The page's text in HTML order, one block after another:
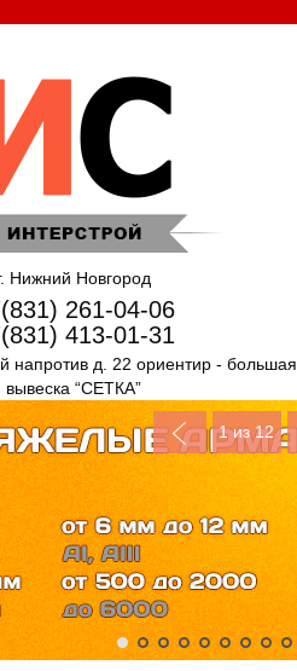
Нижний Новгород
261-04-06
413-01-31
напротив д. 22 ориентир -
вывеска “СЕТКА”
1из 12